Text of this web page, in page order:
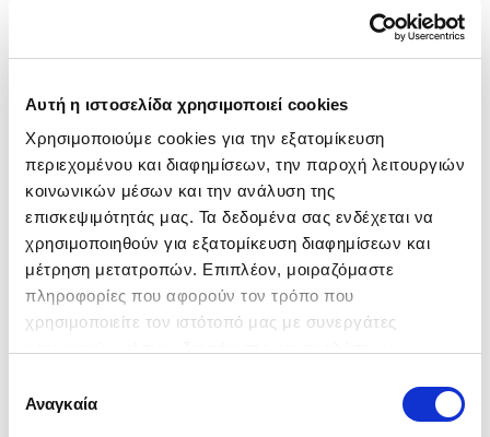
Αυτή η ιστοσελίδα χρησιμοποιεί cookies
Χρησιμοποιούμε cookies για την εξατομίκευση
περιεχομένου και διαφημίσεων, την παροχή λειτουργιών
κοινωνικών μέσων και την ανάλυση της
επισκεψιμότητάς μας. Τα δεδομένα σας ενδέχεται να
χρησιμοποιηθούν για εξατομίκευση διαφημίσεων και
μέτρηση μετατροπών. Επιπλέον, μοιραζόμαστε
πληροφορίες που αφορούν τον τρόπο που
χρησιμοποιείτε τον ιστότοπό μας με συνεργάτες
Δεδομένων Google
), οι οποίοι ενδεχομένως να τις
συνδυάσουν με άλλες πληροφορίες που τους έχετε
συγκατάθεσης
Αναγκαία
10.780€
185€
Λ. ΑΛΕΞΑΝΔΡΑΣ/ Ετοιμοπαράδοτο